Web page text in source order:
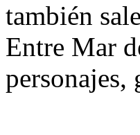
también
Entre Mar